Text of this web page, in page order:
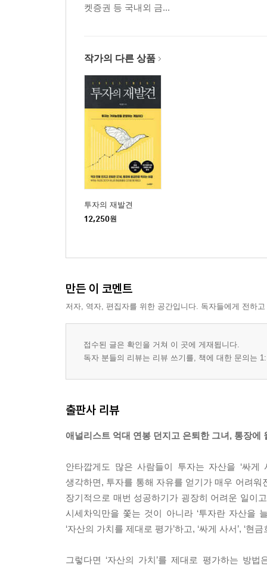
켓증권 등 국내외 금...
작가의 다른 상품
투자의 재발견
12,250원
만든 이 코멘트
저자, 역자, 편집자를 위한 공간입니다. 독자들에게 전하
접수된 글은 확인을 거쳐 이 곳에 게재됩니다.
독자 분들의 리뷰는 리뷰 쓰기를, 책에 대한 문의는
출판사 리뷰
애널리스트 억대 연봉 던지고 은퇴한 그녀, 통장에
안타깝게도 많은 사람들이 투자는 자산을 ‘싸
생각하면, 투자를 통해 자유를 얻기가 매우 어려
장기적으로 매번 성공하기가 굉장히 어려운 일이
시세차익만을 쫓는 것이 아니라 ‘투자란 자산을
‘자산의 가치를 제대로 평가’하고, ‘싸게 사서’, ‘현
그렇다면 ‘자산의 가치’를 제대로 평가하는 방법